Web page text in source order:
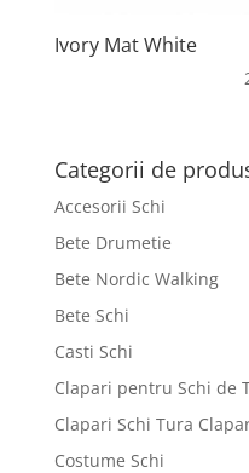
Ivory Mat White
Categorii de
Accesorii Schi
Bete Drumetie
Bete Nordic Walking
Bete Schi
Casti Schi
Clapari pentru Schi de
Clapari Schi Tura
Costume Schi